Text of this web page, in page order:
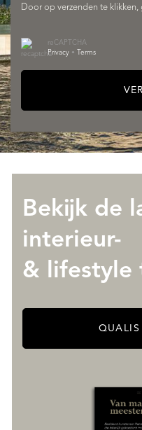
Door op verzenden te
reCAPTCHA
Privacy • Terms
Bekijk de
interieur-
& lifestyle
DIENSTEN
OVER QUALIS